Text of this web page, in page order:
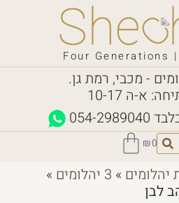
Four Generations
- מכבי, רמת גן.
א-ה 10-17
054-2989040
₪0
יהלומים » 3 יהלומים
»